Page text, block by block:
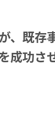
、既存
成功さ